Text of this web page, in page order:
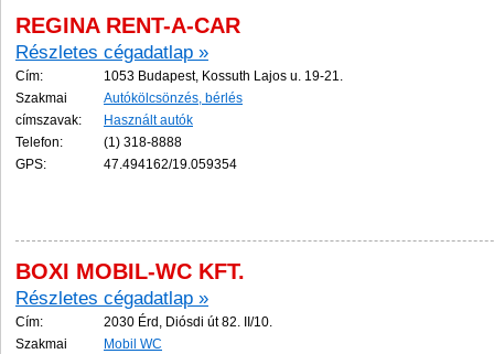
REGINA RENT-A-CAR
Részletes cégadatlap »
Cím:
1053 Budapest, Kossuth Lajos u. 19-21.
Szakmai
címszavak:
Autókölcsönzés, bérlés
Használt autók
Telefon:
(1) 318-8888
GPS:
47.494162/19.059354
BOXI MOBIL-WC KFT.
Részletes cégadatlap »
Cím:
2030 Érd, Diósdi út 82. II/10.
Szakmai
Mobil WC